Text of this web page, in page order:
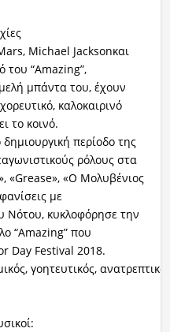
Michael Jacksonκαι
του “Amazing”,
μπάντα του, έχουν
καλοκαιρινό
το κοινό.
περίοδο της
ρόλους στα
«Grease», «Ο Μολυβένιος
με
Νότου, κυκλοφόρησε την
“Amazing” που
Day Festival 2018.
γοητευτικός,